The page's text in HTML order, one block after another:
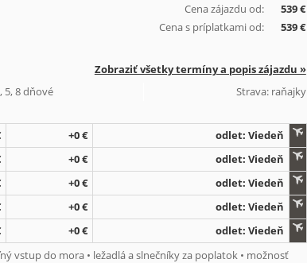
Cena zájazdu od:
539 €
Cena s príplatkami od:
539 €
Zobraziť všetky termíny a popis zájazdu »
5, 8 dňové
Strava: raňajky
+0 €
odlet: Viedeň
+0 €
odlet: Viedeň
+0 €
odlet: Viedeň
+0 €
odlet: Viedeň
+0 €
odlet: Viedeň
vstup do mora • ležadlá a slnečníky za poplatok • možnosť